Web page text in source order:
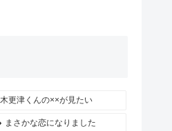
木更津くんの××が見たい
まさかな恋になりました